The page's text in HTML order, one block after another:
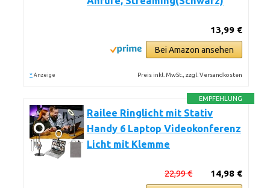
13,99 €
Bei Amazon ansehen
* Anzeige Preis inkl. MwSt., zzgl. Versandkosten
EMPFEHLUNG
Railee Ringlicht mit Stativ
Handy 6 Laptop Videokonferenz
Licht mit Klemme
14,98 €
22,99 €